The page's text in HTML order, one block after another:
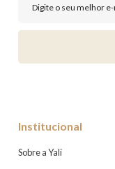
Institucional
Sobre a Yali